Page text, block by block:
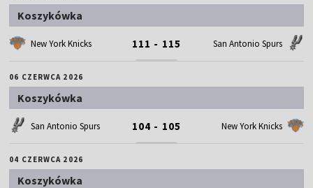
Koszykówka
New York Knicks 111 - 115 San Antonio Spurs
06 CZERWCA 2026
Koszykówka
San Antonio Spurs 104 - 105 New York Knicks
04 CZERWCA 2026
Koszykówka